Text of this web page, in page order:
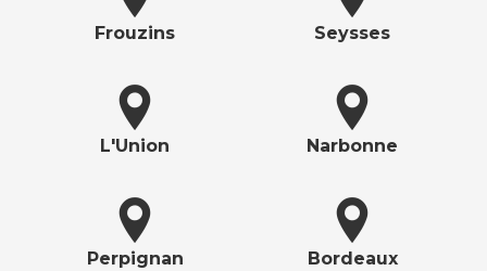
Frouzins Seysses
L'Union Narbonne
Perpignan Bordeaux